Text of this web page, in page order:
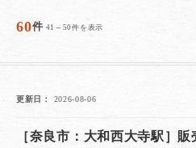
60件 41～50件を表示
更新日 2026-08-06
［奈良市：大和西大寺駅］